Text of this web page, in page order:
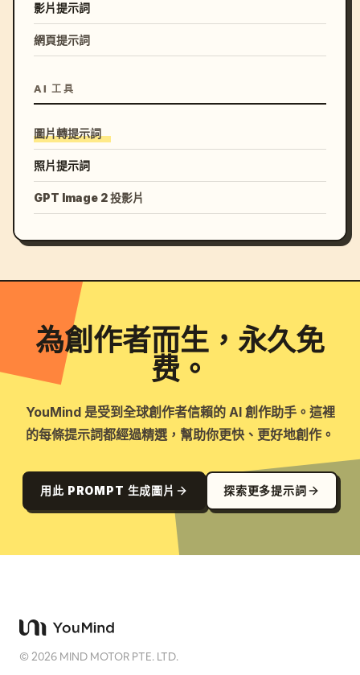
影片提示詞
網頁提示詞
AI 工具
圖片轉提示詞
照片提示詞
GPT Image 2 投影片
為創作者而生，永久免
费。
YouMind 是受到全球創作者信賴的 AI 創作助手。這裡
的每條提示詞都經過精選，幫助你更快、更好地創作。
用此 PROMPT 生成圖片 探索更多提示詞
©2026 MIND MOTOR PTE. LTD.